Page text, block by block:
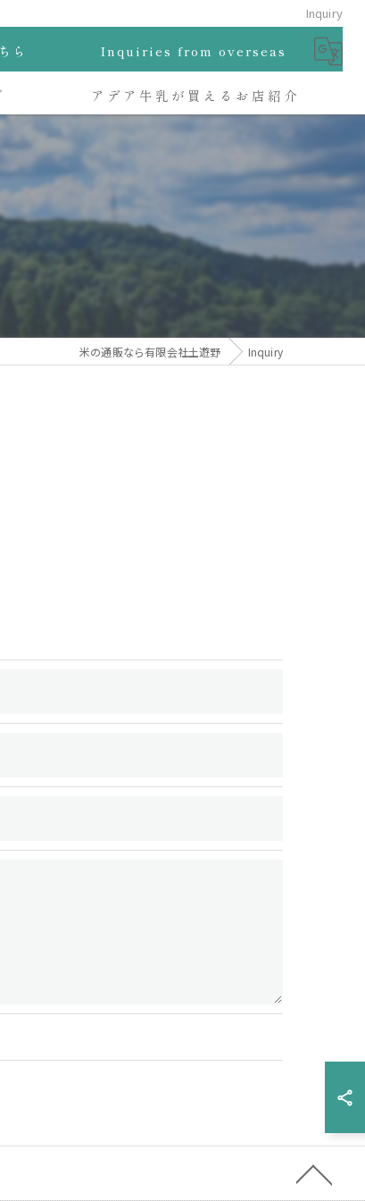
Inquiry
ら Inquiries from overseas
アデア牛乳が買えるお店紹介
米の通販なら有限会社土遊野 Inquiry